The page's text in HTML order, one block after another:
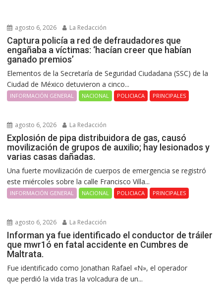
agosto 6, 2026 La Redacción
Captura policía a red de defraudadores que
engañaba a víctimas: ‘hacían creer que habían
ganado premios’
Elementos de la Secretaría de Seguridad Ciudadana (SSC) de la
Ciudad de México detuvieron a cinco...
INFORMACIÓN GENERAL NACIONAL POLICIACA PRINCIPALES
agosto 6, 2026 La Redacción
Explosión de pipa distribuidora de gas, causó
movilización de grupos de auxilio; hay lesionados y
varias casas dañadas.
Una fuerte movilización de cuerpos de emergencia se registró
este miércoles sobre la calle Francisco Villa...
INFORMACIÓN GENERAL NACIONAL POLICIACA PRINCIPALES
agosto 6, 2026 La Redacción
Informan ya fue identificado el conductor de tráiler
que mwr1ó en fatal accidente en Cumbres de
Maltrata.
Fue identificado como Jonathan Rafael «N», el operador
que perdió la vida tras la volcadura de un...